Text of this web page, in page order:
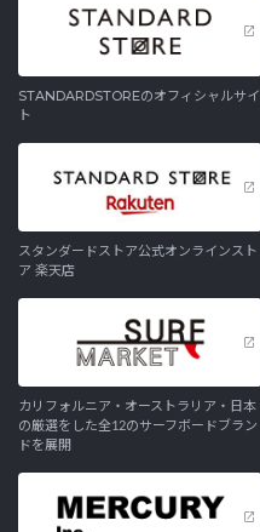
STANDARDSTOREのオフィシャルサイ
ト
スタンダードストア公式オンラインスト
ア 楽天店
カリフォルニア・オーストラリア・日本
の厳選をした全12のサーフボードブラン
ドを展開